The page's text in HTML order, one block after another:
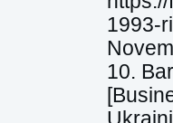
1993-
10.